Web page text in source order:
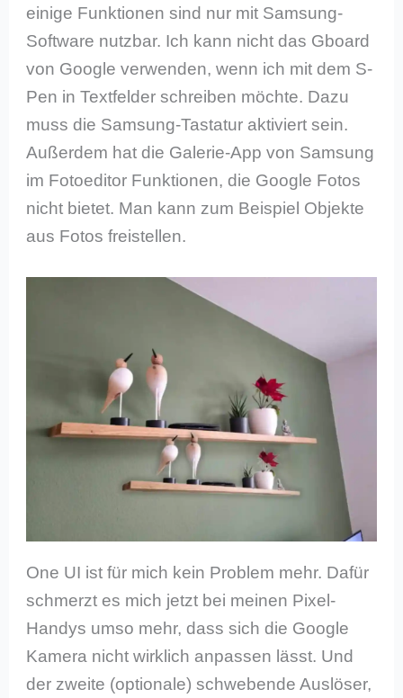
einige Funktionen sind nur mit Samsung-
Software nutzbar. Ich kann nicht das Gboard
von Google verwenden, wenn ich mit dem S-
Pen in Textfelder schreiben möchte. Dazu
muss die Samsung-Tastatur aktiviert sein.
Außerdem hat die Galerie-App von Samsung
im Fotoeditor Funktionen, die Google Fotos
nicht bietet. Man kann zum Beispiel Objekte
aus Fotos freistellen.
One UI ist für mich kein Problem mehr. Dafür
schmerzt es mich jetzt bei meinen Pixel-
Handys umso mehr, dass sich die Google
Kamera nicht wirklich anpassen lässt. Und
der zweite (optionale) schwebende Auslöser,